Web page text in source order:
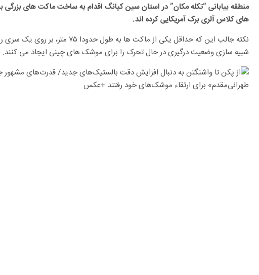
منطقه بیابانی “تکله‌ مکان” در استان سین کیانگ اقدام به ساخت ماکت های بزرگی
های کلاس آلری برک آمریکایی کرده اند.
نکته جالب این که حداقل یکی از ماکت ها
شبیه سازی وضعیت درگیری در حال تحرک را برای موشک های چینی ایجاد می کنند.